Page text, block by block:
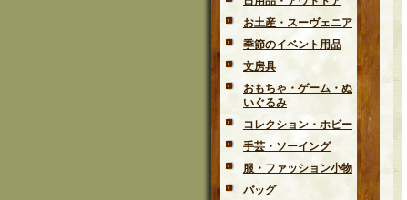
お土産・スーヴェニア
季節のイベント用品
文房具
おもちゃ・ゲーム・ぬ
いぐるみ
コレクション・ホビー
手芸・ソーイング
服・ファッション小物
バッグ